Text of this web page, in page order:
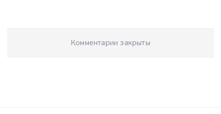
Комментарии закрыты